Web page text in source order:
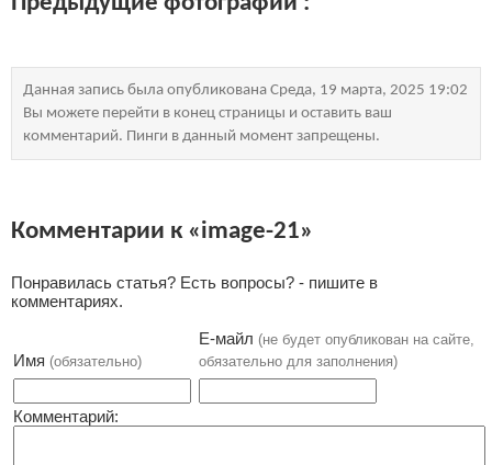
Данная запись была опубликована Среда, 19 марта, 2025 19:02
Вы можете перейти в конец страницы и оставить ваш
комментарий. Пинги в данный момент запрещены.
Комментарии к «image-21»
Понравилась статья? Есть вопросы? - пишите в
комментариях.
Имя (обязательно)
Е-майл (не будет опубликован на сайте,
обязательно для заполнения)
Комментарий: